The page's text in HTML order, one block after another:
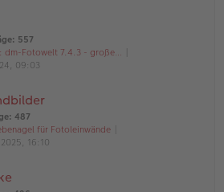
: 557
dm-Fotowelt 7.4.3 - große…
09:03
: 487
für Fotoleinwände
16:10